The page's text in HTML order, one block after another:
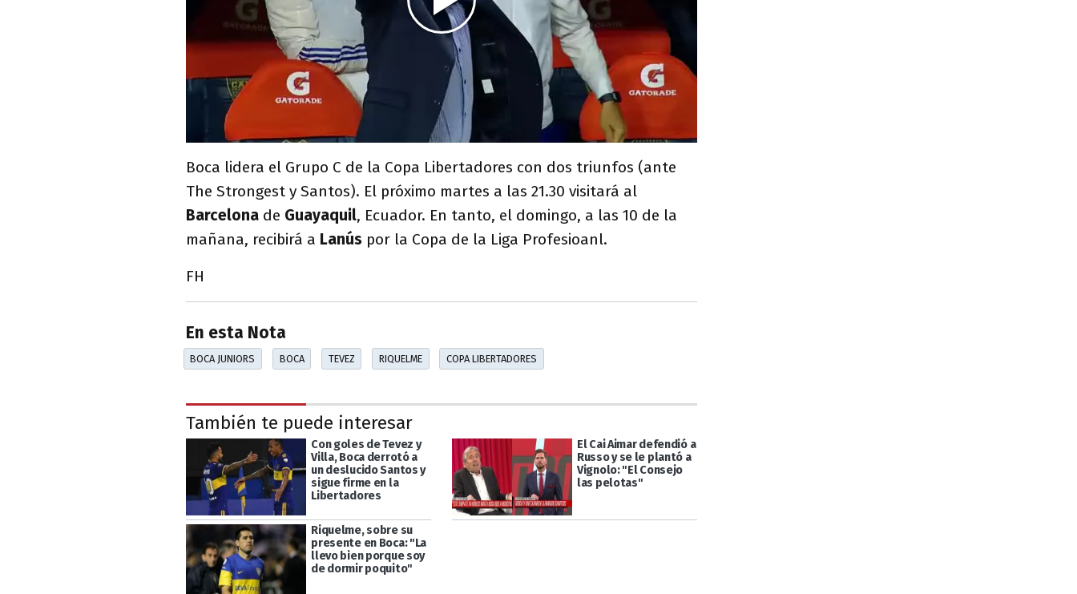
Boca lidera el Grupo C de la Copa Libertadores con dos triunfos (ante
The Strongest y Santos). El próximo martes a las 21.30 visitará al
Barcelona de Guayaquil, Ecuador. En tanto, el domingo, a las 10 de la
mañana, recibirá a Lanús por la Copa de la Liga Profesioanl.
FH
En esta Nota
BOCA JUNIORS BOCA TEVEZ RIQUELME COPA LIBERTADORES
También te puede interesar
Con goles de Tevez y
Villa, Boca derrotó a
un deslucido Santos y
sigue firme en la
Libertadores
El Cai Aimar defendió a
Russo y se le plantó a
Vignolo: "El Consejo
las pelotas"
Riquelme, sobre su
presente en Boca: "La
llevo bien porque soy
de dormir poquito"